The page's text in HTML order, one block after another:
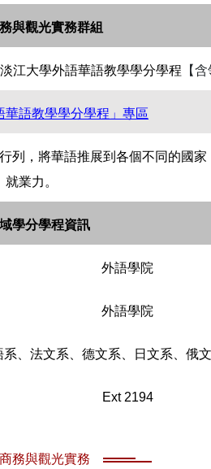
與觀光實務群組
淡江大學外語華語教學學分學程 【
華語教學學分學程」專區
列，將華語推展到各個不同的國
就業力。
學分學程資訊
外語學院
外語學院
系、法文系、德文系、日文系、俄
Ext 2194
務與觀光實務